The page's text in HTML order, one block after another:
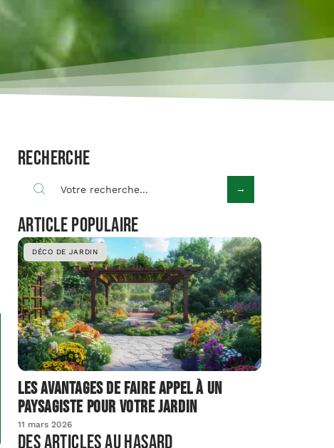
Recherche
Article populaire
DÉCO DE JARDIN
Les avantages de faire appel à un
paysagiste pour votre jardin
11 mars 2026
Des articles au hasard